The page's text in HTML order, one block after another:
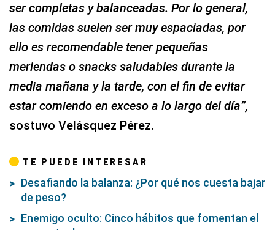
ser completas y balanceadas. Por lo general,
las comidas suelen ser muy espaciadas, por
ello es recomendable tener pequeñas
meriendas o snacks saludables durante la
media mañana y la tarde, con el fin de evitar
estar comiendo en exceso a lo largo del día”,
sostuvo Velásquez Pérez.
TE PUEDE INTERESAR
Desafiando la balanza: ¿Por qué nos cuesta bajar
de peso?
Enemigo oculto: Cinco hábitos que fomentan el